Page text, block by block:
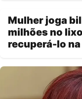
Mulher joga
milhões no
recuperá-lo